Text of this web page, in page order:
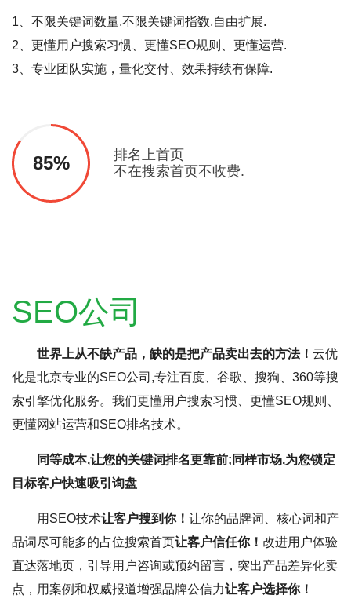
1、不限关键词数量,不限关键词指数,自由扩展.
2、更懂用户搜索习惯、更懂SEO规则、更懂运营.
3、专业团队实施，量化交付、效果持续有保障.
85%
排名上首页
不在搜索首页不收费.
SEO公司
世界上从不缺产品，缺的是把产品卖出去的方法！ 云优
化是北京专业的SEO公司,专注百度、谷歌、搜狗、360等搜
索引擎优化服务。我们更懂用户搜索习惯、更懂SEO规则、
更懂网站运营和SEO排名技术。
同等成本,让您的关键词排名更靠前;同样市场,为您锁定
目标客户快速吸引询盘
用SEO技术让客户搜到你！ 让你的品牌词、核心词和产
品词尽可能多的占位搜索首页让客户信任你！ 改进用户体验
直达落地页，引导用户咨询或预约留言，突出产品差异化卖
点，用案例和权威报道增强品牌公信力让客户选择你！